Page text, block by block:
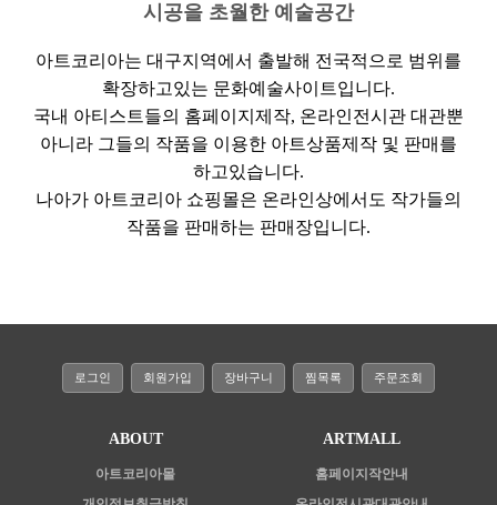
시공을 초월한 예술공간
아트코리아는 대구지역에서 출발해 전국적으로 범위를
확장하고있는 문화예술사이트입니다.
국내 아티스트들의 홈페이지제작, 온라인전시관 대관뿐
아니라 그들의 작품을 이용한 아트상품제작 및 판매를
하고있습니다.
나아가 아트코리아 쇼핑몰은 온라인상에서도 작가들의
작품을 판매하는 판매장입니다.
로그인 회원가입 장바구니 찜목록 주문조회
ABOUT
아트코리아몰
ARTMALL
홈페이지작안내